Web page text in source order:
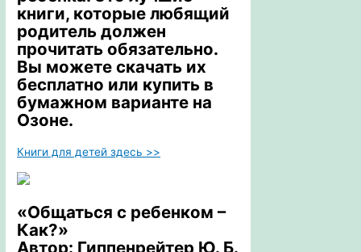
книги, которые любящий
родитель должен
прочитать обязательно.
Вы можете скачать их
бесплатно или купить в
бумажном варианте на
Озоне.
Книги для детей здесь >>
«Общаться с ребенком –
Как?»
Автор: Гиппенрейтер Ю. Б.